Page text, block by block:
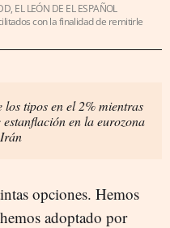
EL LEÓN DE EL ESPAÑOL
con la finalidad de remitirle
tipos en el 2% mientras
en la eurozona
opciones. Hemos
adoptado por